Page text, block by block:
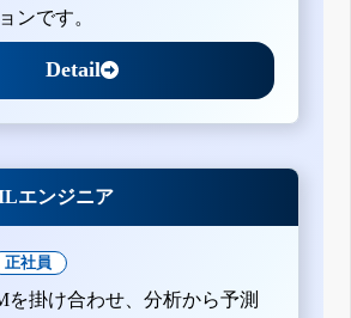
ンです。
Detail
エンジニア
正社員
掛け合わせ、分析から予測